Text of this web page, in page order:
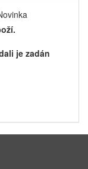
je zadán